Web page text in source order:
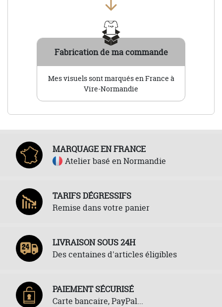
Fabrication de ma commande
Mes visuels sont marqués en France à
Vire-Normandie
MARQUAGE EN FRANCE
Atelier basé en Normandie
TARIFS DÉGRESSIFS
Remise dans votre panier
LIVRAISON SOUS 24H
Des centaines d'articles éligibles
PAIEMENT SÉCURISÉ
Carte bancaire, PayPal...